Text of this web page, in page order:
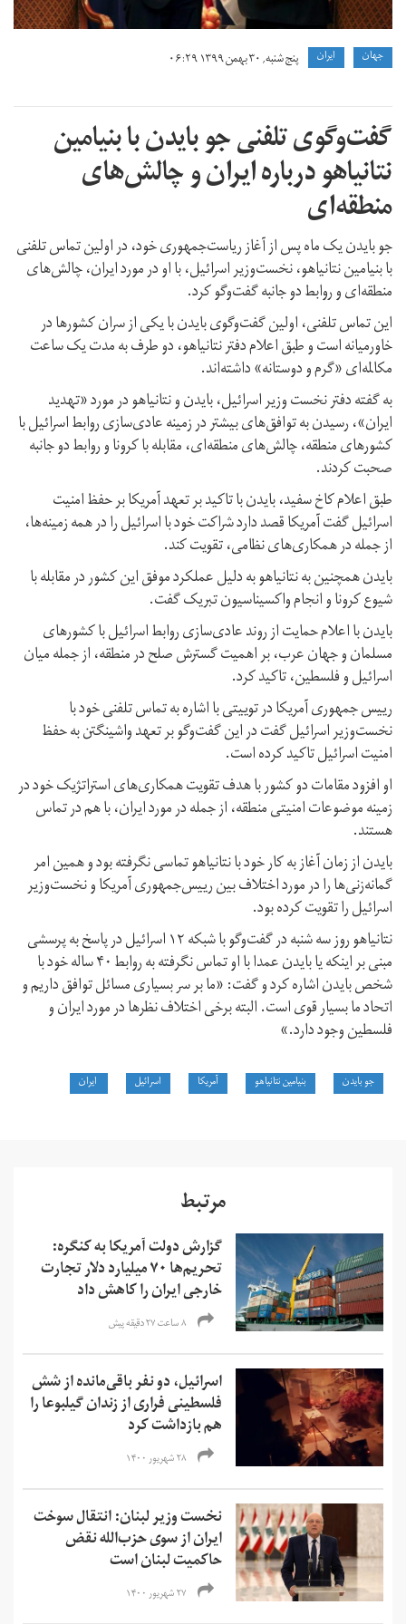
جهان ايران پنج شنبه, ۳۰ بهمن ۱۳۹۹ ۰۶:۲۹
گفت‌و‌گوی تلفنی جو بایدن با بنیامین
نتانیاهو درباره ایران و چالش‌های
منطقه‌ای
جو بایدن یک ماه پس از آغاز ریاست‌جمهوری خود، در اولین تماس تلفنی
با بنیامین نتانیاهو، نخست‌وزیر اسرائیل، با او در مورد ایران، چالش‌های
منطقه‌ای و روابط دو جانبه گفت‌وگو کرد.
این تماس تلفنی، اولین گفت‌وگوی بایدن با یکی از سران کشورها در
خاورمیانه‌ است و طبق اعلام دفتر نتانیاهو، دو طرف به مدت یک ساعت
مکالمه‌ای «گرم و دوستانه» داشته‌اند.
به گفته دفتر نخست وزیر اسرائیل، بایدن و نتانیاهو در مورد «تهدید
ایران»، رسیدن به توافق‌های بیشتر در زمینه عادی‌سازی روابط اسرائیل با
کشورهای منطقه، چالش‌های منطقه‌ای، مقابله با کرونا و روابط دو جانبه
صحبت کردند.
طبق اعلام کاخ سفید، بایدن با تاکید بر تعهد آمریکا بر حفظ امنیت
اسرائیل گفت آمریکا قصد دارد شراکت خود با اسرائیل را در همه زمینه‌ها،
از جمله در همکاری‌های نظامی، تقویت کند.
بایدن همچنین به نتانیاهو به دلیل عملکرد موفق این کشور در مقابله با
شیوع کرونا و انجام واکسیناسیون تبریک گفت.
بایدن با اعلام حمایت از روند عادی‌سازی روابط اسرائیل با کشورهای
مسلمان و جهان عرب، بر اهمیت گسترش صلح در منطقه، از جمله میان
اسرائیل و فلسطین، تاکید کرد.
رییس جمهوری آمریکا در توییتی با اشاره به تماس تلفنی خود با
نخست‌وزیر اسرائیل گفت در این گفت‌وگو بر تعهد واشینگتن به حفظ
امنیت اسرائیل تاکید کرده است.
او افزود مقامات دو کشور با هدف تقویت همکاری‌های استراتژیک خود در
زمینه موضوعات امنیتی منطقه، از جمله در مورد ایران، با هم در تماس
هستند.
بایدن از زمان آغاز به کار خود با نتانیاهو تماسی نگرفته بود و همین امر
گمانه‌زنی‌ها را در مورد اختلاف بین رییس‌جمهوری آمریکا و نخست‌وزیر
اسرائیل را تقویت کرده بود.
نتانیاهو روز سه شنبه در گفت‌وگو با شبکه ۱۲ اسرائیل در پاسخ به پرسشی
مبنی بر اینکه یا بایدن عمدا با او تماس نگرفته به روابط ۴۰ ساله خود با
شخص بایدن اشاره کرد و گفت: «ما بر سر بسیاری مسائل توافق داریم و
اتحاد ما بسیار قوی است. البته برخی اختلاف نظرها در مورد ایران و
فلسطین وجود دارد.»
جو بایدن بنیامین نتانیاهو آمریکا اسرائیل ایران
مرتبط
گزارش دولت آمریکا به کنگره:
تحریم‌ها ۷۰ میلیارد دلار تجارت
خارجی ایران را کاهش داد
۸ ساعت ۲۷ دقیقه پیش
اسرائیل، دو نفر باقی‌مانده از شش
فلسطینی فراری از زندان گیلبوعا را
هم بازداشت کرد
۲۸ شهریور ۱۴۰۰
نخست وزیر لبنان: انتقال سوخت
ایران از سوی حزب‌الله نقض
حاکمیت لبنان است
۲۷ شهریور ۱۴۰۰